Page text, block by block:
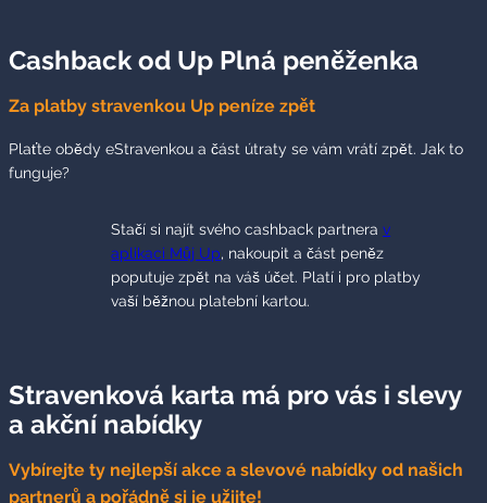
Cashback od Up Plná peněženka
Za platby stravenkou Up peníze zpět
Plaťte obědy eStravenkou a část útraty se vám vrátí zpět. Jak to
funguje?
Stačí si najít svého cashback partnerav
aplikaci Můj Up, nakoupit a část peněz
poputuje zpět na váš účet. Platí i pro platby
vaší běžnou platební kartou.
Stravenková karta má pro vás i slevy
a akční nabídky
Vybírejte ty nejlepší akce a slevové nabídky od našich
partnerů a pořádně si je užijte!